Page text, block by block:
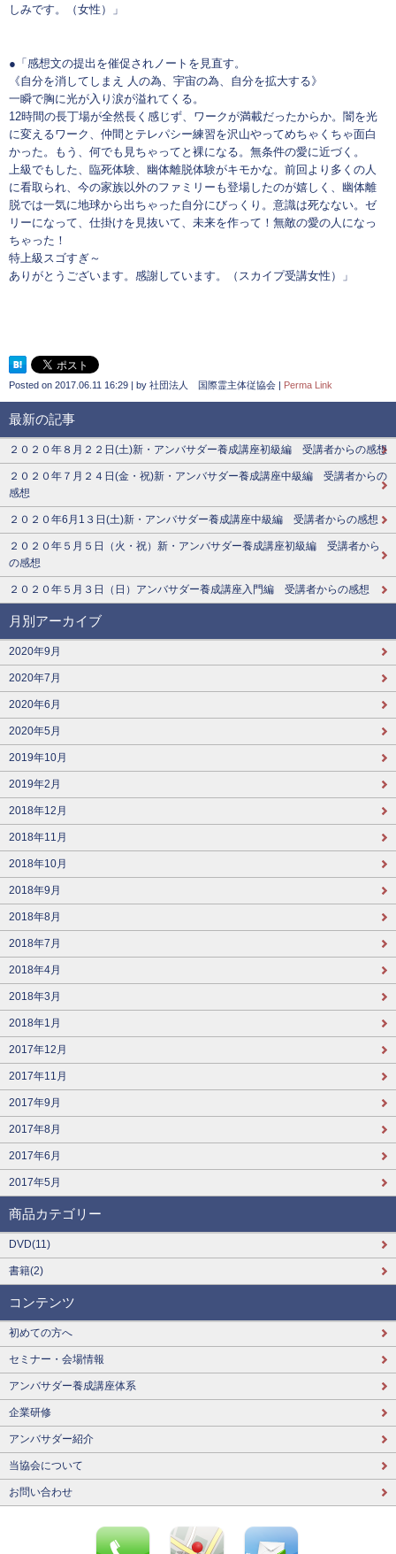
しみです。（女性）」
●「感想文の提出を催促されノートを見直す。
《自分を消してしまえ 人の為、宇宙の為、自分を拡大する》
一瞬で胸に光が入り涙が溢れてくる。
12時間の長丁場が全然長く感じず、ワークが満載だったからか。闇を光
に変えるワーク、仲間とテレパシー練習を沢山やってめちゃくちゃ面白
かった。もう、何でも見ちゃってと裸になる。無条件の愛に近づく。
上級でもした、臨死体験、幽体離脱体験がキモかな。前回より多くの人
に看取られ、今の家族以外のファミリーも登場したのが嬉しく、幽体離
脱では一気に地球から出ちゃった自分にびっくり。意識は死なない。ゼ
リーになって、仕掛けを見抜いて、未来を作って！無敵の愛の人になっ
ちゃった！
特上級スゴすぎ～
ありがとうございます。感謝しています。（スカイプ受講女性）」
Posted on 2017.06.11 16:29 by 社団法人 国際霊主体従協会 Perma Link
最新の記事
２０２０年８月２２日(土)新・アンバサダー養成講座初級編 受講者からの感想
２０２０年７月２４日(金・祝)新・アンバサダー養成講座中級編 受講者からの
感想
２０２０年6月1３日(土)新・アンバサダー養成講座中級編 受講者からの感想
２０２０年５月５日（火・祝）新・アンバサダー養成講座初級編 受講者から
の感想
２０２０年５月３日（日）アンバサダー養成講座入門編 受講者からの感想
月別アーカイブ
2020年9月
2020年7月
2020年6月
2020年5月
2019年10月
2019年2月
2018年12月
2018年11月
2018年10月
2018年9月
2018年8月
2018年7月
2018年4月
2018年3月
2018年1月
2017年12月
2017年11月
2017年9月
2017年8月
2017年6月
2017年5月
商品カテゴリー
DVD(11)
書籍(2)
コンテンツ
初めての方へ
セミナー・会場情報
アンバサダー養成講座体系
企業研修
アンバサダー紹介
当協会について
お問い合わせ